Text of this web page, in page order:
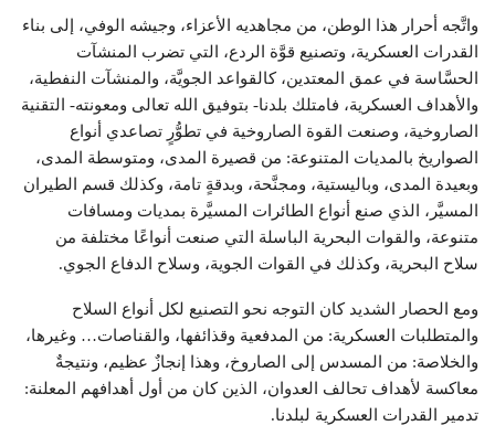
واتَّجه أحرار هذا الوطن، من مجاهديه الأعزاء، وجيشه الوفي، إلى بناء
القدرات العسكرية، وتصنيع قوَّة الردع، التي تضرب المنشآت
الحسَّاسة في عمق المعتدين، كالقواعد الجويَّة، والمنشآت النفطية،
والأهداف العسكرية، فامتلك بلدنا- بتوفيق الله تعالى ومعونته- التقنية
الصاروخية، وصنعت القوة الصاروخية في تطوُّرٍ تصاعدي أنواع
الصواريخ بالمديات المتنوعة: من قصيرة المدى، ومتوسطة المدى،
وبعيدة المدى، وباليستية، ومجنَّحة، وبدقةٍ تامة، وكذلك قسم الطيران
المسيَّر، الذي صنع أنواع الطائرات المسيَّرة بمديات ومسافات
متنوعة، والقوات البحرية الباسلة التي صنعت أنواعًا مختلفة من
سلاح البحرية، وكذلك في القوات الجوية، وسلاح الدفاع الجوي.
ومع الحصار الشديد كان التوجه نحو التصنيع لكل أنواع السلاح
والمتطلبات العسكرية: من المدفعية وقذائفها، والقناصات… وغيرها،
والخلاصة: من المسدس إلى الصاروخ، وهذا إنجازٌ عظيم، ونتيجةٌ
معاكسة لأهداف تحالف العدوان، الذين كان من أول أهدافهم المعلنة:
تدمير القدرات العسكرية لبلدنا.